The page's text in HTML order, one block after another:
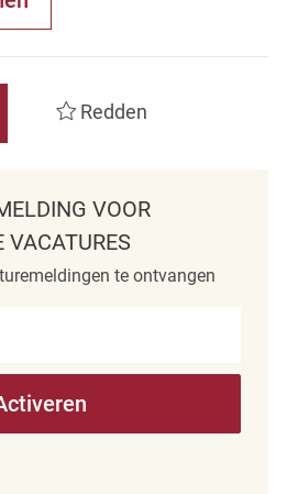
Redden
VOOR
VACATURES
te ontvangen